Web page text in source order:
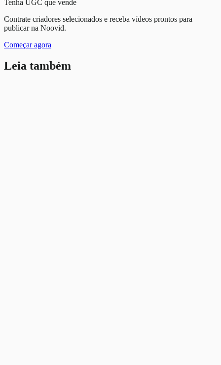
Tenha UGC que vende
Contrate criadores selecionados e receba vídeos prontos para
publicar na Noovid.
Começar agora
Leia também